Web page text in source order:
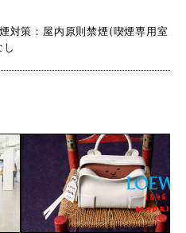
対策：屋内原則禁煙(喫煙専用室